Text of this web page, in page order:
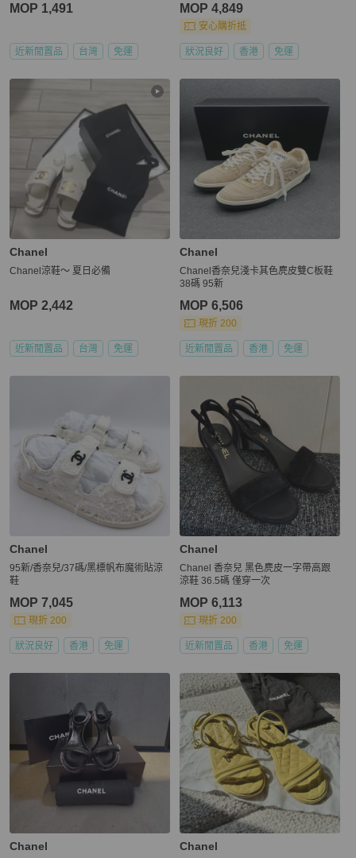
MOP 1,491
近新閒置品 台灣 免運
MOP 4,849
安心購折抵
狀況良好 香港 免運
Chanel
Chanel涼鞋～ 夏日必備
MOP 2,442
近新閒置品 台灣 免運
Chanel
Chanel香奈兒淺卡其色麂皮雙C板鞋
38碼 95新
MOP 6,506
現折 200
近新閒置品 香港 免運
Chanel
95新/香奈兒/37碼/黑標帆布魔術貼涼
鞋
MOP 7,045
現折 200
狀況良好 香港 免運
Chanel
Chanel 香奈兒 黑色麂皮一字帶高跟
涼鞋 36.5碼 僅穿一次
MOP 6,113
現折 200
近新閒置品 香港 免運
Chanel Chanel